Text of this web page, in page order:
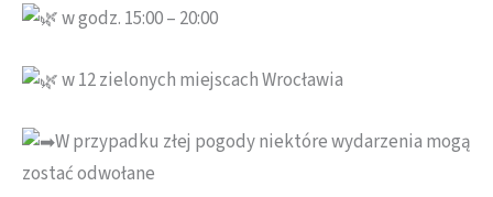
w godz. 15:00 – 20:00
w 12 zielonych miejscach Wrocławia
W przypadku złej pogody niektóre wydarzenia mogą
zostać odwołane